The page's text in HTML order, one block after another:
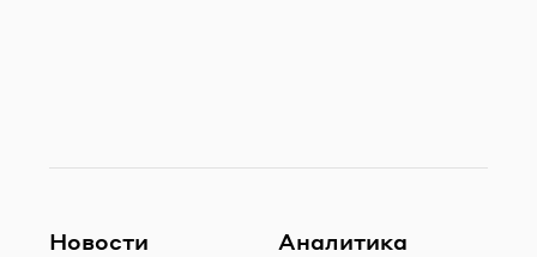
Новости
Аналитика